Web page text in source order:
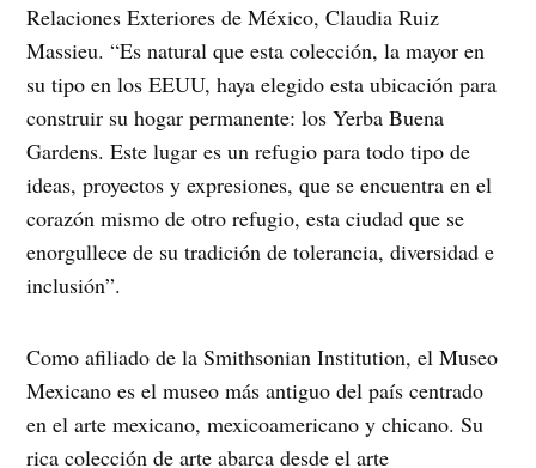
Relaciones Exteriores de México, Claudia Ruiz
Massieu. “Es natural que esta colección, la mayor en
su tipo en los EEUU, haya elegido esta ubicación para
construir su hogar permanente: los Yerba Buena
Gardens. Este lugar es un refugio para todo tipo de
ideas, proyectos y expresiones, que se encuentra en el
corazón mismo de otro refugio, esta ciudad que se
enorgullece de su tradición de tolerancia, diversidad e
inclusión”.
Como afiliado de la Smithsonian Institution, el Museo
Mexicano es el museo más antiguo del país centrado
en el arte mexicano, mexicoamericano y chicano. Su
rica colección de arte abarca desde el arte